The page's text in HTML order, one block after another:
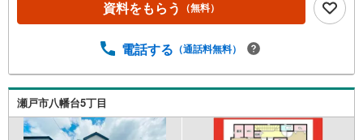
小学校:徒歩4分（約280m）■光陵中学校 :徒歩3分（約200
ます！*今から見たい！聞きたい！にスピード対応！*自己
ど資金計画でご不安な方もおまかせください！弊社HPにて
物件のルームツアーMOVIEを公開中!!写真だけでは伝わら
ない物件の魅力をたっぷりご紹介しております♪さらに店
内には豊富な物件資料や発売予定物件等ございます☆
資料をもらう （無料）
電話する （通話料無料）
瀬戸市八幡台5丁目